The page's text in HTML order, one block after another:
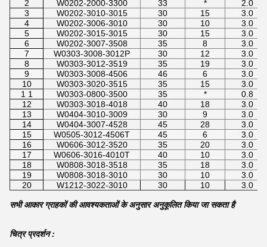
2 W0202-2000-3300 33 *
2.0
3
W0202-3010-3015 30 15
3.0
4
W0202-3006-3010 30 10
3.0
5
W0202-3015-3015 30 15
3.0
6
W0202-3007-3508 35 8
3.0
7
W0303-3008-3012P 30 12
3.0
8
W0303-3012-3519 35 19
3.0
9
W0303-3008-4506 46 6
3.0
10
W0303-3020-3515 35 15
3.0
1 1
W0303-0800-3500 35 *
0.8
12
W0303-3018-4018 40 18
3.0
13
W0404-3010-3009 30 9
3.0
14
W0404-3007-4528 45 28
3.0
15
W0505-3012-4506T 45 6
3.0
16
W0606-3012-3520 35 20
3.0
17
W0606-3016-4010T 40 10
3.0
18
W0808-3018-3518 35 18
3.0
19
W0808-3018-3010 30 10
3.0
20
W1212-3022-3010 30 10 3.0
सभी आकार ग्राहकों की आवश्यकताओं के अनुसार अनुकूलित किया जा सकता है
चित्र प्रदर्शन :